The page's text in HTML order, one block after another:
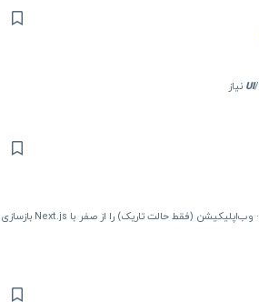
UI/
نیاز
پلتفرم ایردراپ‌های Web3 نوع همکاری: پروژه‌ای (بدون استخدام دائم) · وب‌اپلیکیشن (فقط حالت تاریک) را از صفر با Next.js بازسازی